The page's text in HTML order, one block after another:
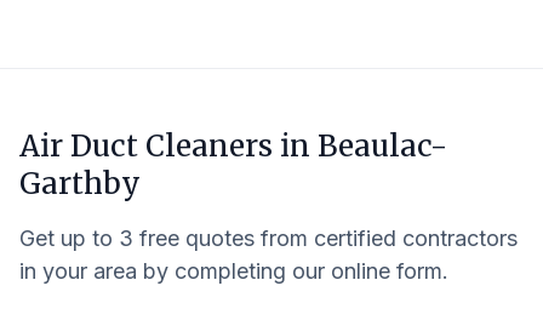
Air Duct Cleaners in Beaulac-
Garthby
Get up to 3 free quotes from certified contractors
in your area by completing our online form.